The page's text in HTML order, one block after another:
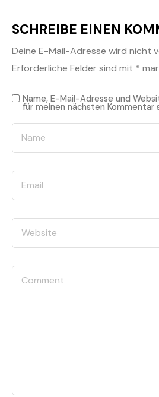
SCHREIBE EINEN
Deine E-Mail-Adresse wird nicht
Erforderliche Felder sind mit *
Name, E-Mail-Adresse und
für meinen nächsten Kommentar